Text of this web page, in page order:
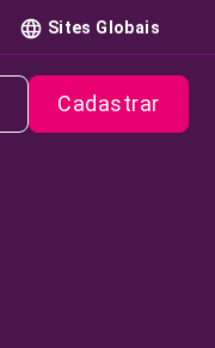
Sites Globais
Cadastrar